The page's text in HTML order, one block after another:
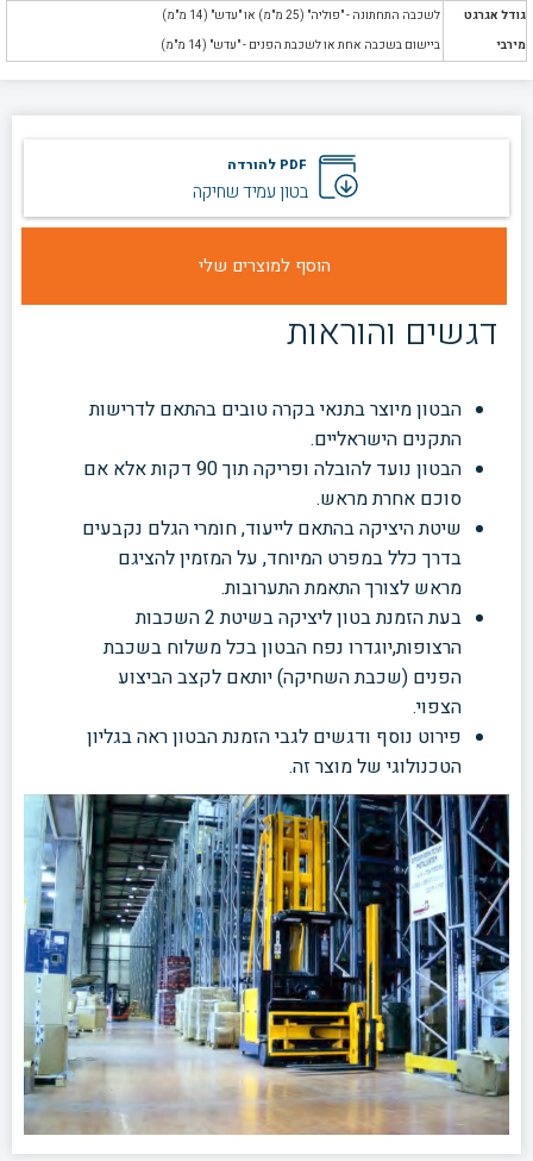
גודל אגרגט
מירבי
לשכבה התחתונה - "פוליה" (25 מ"מ) או "עדש" (
14 מ"מ)
ביישום בשכבה אחת או לשכבת הפנים -"עדש" (14 מ"מ)
PDF להורדה
בטון עמיד שחיקה
דגשים והוראות
הבטון מיוצר בתנאי בקרה טובים בהתאם לדרישות
התקנים הישראליים.
הבטון נועד להובלה ופריקה תוך 90 דקות אלא אם
סוכם אחרת מראש.
שיטת היציקה בהתאם לייעוד, חומרי הגלם נקבעים
בדרך כלל במפרט המיוחד, על המזמין להציגם
מראש לצורך התאמת התערובות.
בעת הזמנת בטון ליציקה בשיטת 2 השכבות
הרצופות,יוגדרו נפח הבטון בכל משלוח בשכבת
הפנים (שכבת השחיקה) יותאם לקצב הביצוע
הצפוי.
פירוט נוסף ודגשים לגבי הזמנת הבטון ראה בגליון
הטכנולוגי של מוצר זה.